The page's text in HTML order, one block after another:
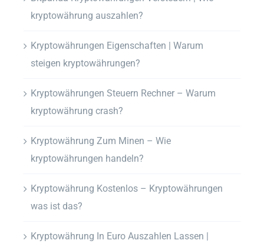
kryptowährung auszahlen?
Kryptowährungen Eigenschaften | Warum
steigen kryptowährungen?
Kryptowährungen Steuern Rechner – Warum
kryptowährung crash?
Kryptowährung Zum Minen – Wie
kryptowährungen handeln?
Kryptowährung Kostenlos – Kryptowährungen
was ist das?
Kryptowährung In Euro Auszahlen Lassen |